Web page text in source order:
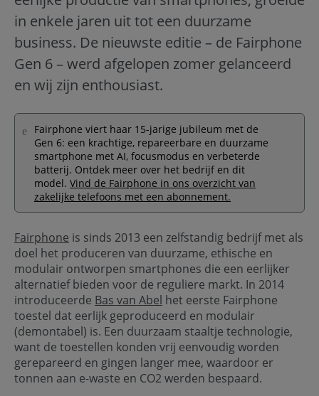
in enkele jaren uit tot een duurzame
business. De nieuwste editie – de Fairphone
Gen 6 – werd afgelopen zomer gelanceerd
en wij zijn enthousiast.
Fairphone viert haar 15-jarige jubileum met de
Gen 6: een krachtige, repareerbare en duurzame
smartphone met AI, focusmodus en verbeterde
batterij. Ontdek meer over het bedrijf en dit
model. Vind de Fairphone in ons overzicht van
zakelijke telefoons met een abonnement.
Fairphone is sinds 2013 een zelfstandig bedrijf met als
doel het produceren van duurzame, ethische en
modulair ontworpen smartphones die een eerlijker
alternatief bieden voor de reguliere markt. In 2014
introduceerde Bas van Abel het eerste Fairphone
toestel dat eerlijk geproduceerd en modulair
(demontabel) is. Een duurzaam staaltje technologie,
want de toestellen konden vrij eenvoudig worden
gerepareerd en gingen langer mee, waardoor er
tonnen aan e-waste en CO2 werden bespaard.